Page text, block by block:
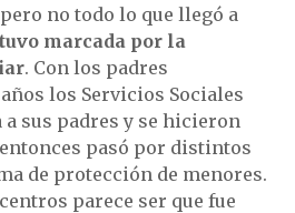
no todo lo que llegó a
marcada por la
. Con los padres
los Servicios Sociales
sus padres y se hicieron
pasó por distintos
de protección de menores.
parece ser que fue